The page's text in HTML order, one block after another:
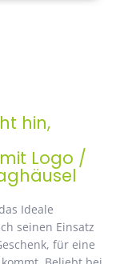
hin,
Logo /
Ideale
seinen Einsatz
für eine